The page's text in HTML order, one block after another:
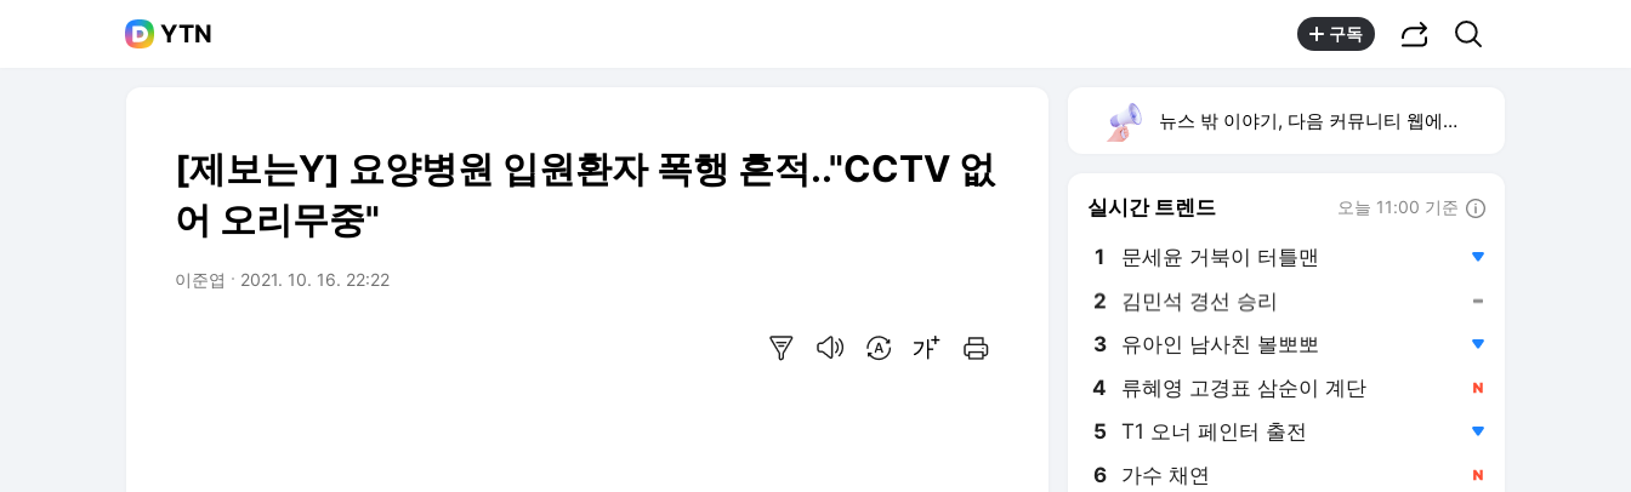
YTN 구독
[제보는Y] 요양병원 입원환자 폭행 흔적.."CCTV 없
어 오리무중"
이준엽 2021. 10. 16. 22:22
뉴스 밖 이야기, 다음 커뮤니티 웹에서 보기
실시간 트렌드 오늘 11:00 기준
1 문세윤 거북이 터틀맨
2 김민석 경선 승리
3 유아인 남사친 볼뽀뽀
4 류혜영 고경표 삼순이 계단
5 T1 오너 페인터 출전
6 가수 채연